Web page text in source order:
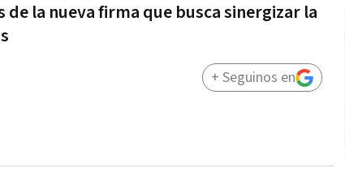
la nueva firma que busca sinergizar la
+ Seguinos en